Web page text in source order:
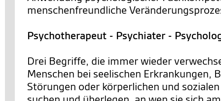
menschenfreundliche
Psychotherapeut - Psychiater -
Drei Begriffe, die immer wieder
Menschen bei seelischen Erkrankungen,
Störungen oder körperlichen und